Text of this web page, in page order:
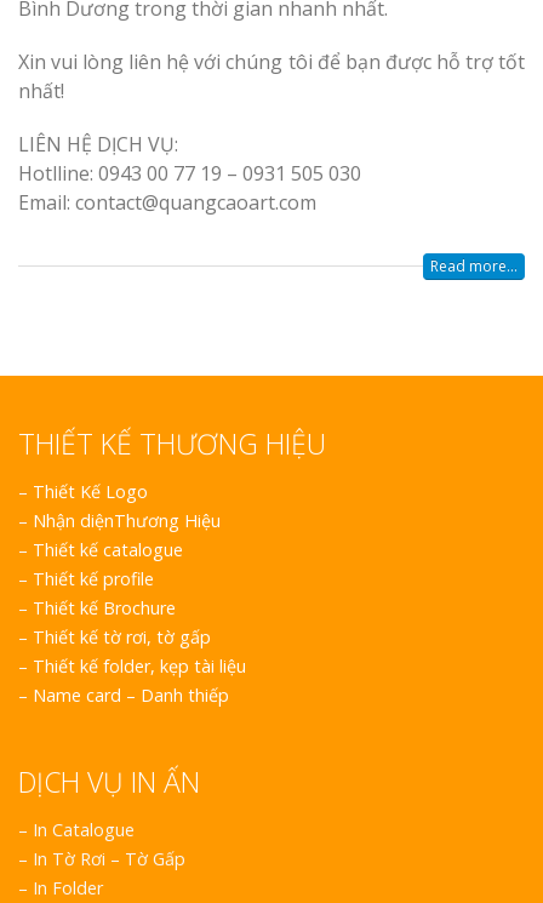
Bình Dương trong thời gian nhanh nhất.
Xin vui lòng liên hệ với chúng tôi để bạn được hỗ trợ tốt
nhất!
LIÊN HỆ DỊCH VỤ:
Hotlline: 0943 00 77 19 – 0931 505 030
Email: contact@quangcaoart.com
Read more...
THIẾT KẾ THƯƠNG HIỆU
– Thiết Kế Logo
– Nhận diệnThương Hiệu
– Thiết kế catalogue
– Thiết kế profile
– Thiết kế Brochure
– Thiết kế tờ rơi, tờ gấp
– Thiết kế folder, kẹp tài liệu
– Name card – Danh thiếp
DỊCH VỤ IN ẤN
– In Catalogue
– In Tờ Rơi – Tờ Gấp
– In Folder
Làm Biển
Làm Biển